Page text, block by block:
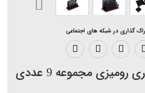
گذاری در شبکه های اجتماعی
مجموعه 9 عددی